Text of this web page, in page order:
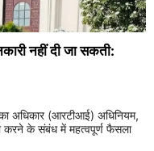
नहीं दी जा सकती:
अधिकार (आरटीआई) अधिनियम,
करने के संबंध में महत्वपूर्ण फैसला